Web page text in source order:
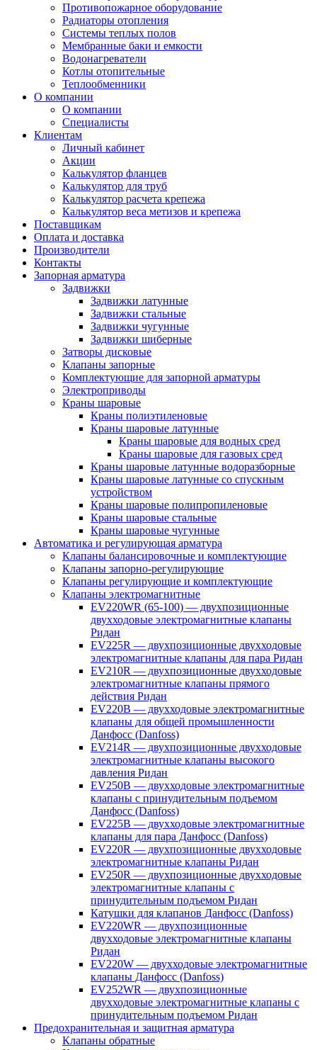
Противопожарное оборудование
Радиаторы отопления
Системы теплых полов
Мембранные баки и емкости
Водонагреватели
Котлы отопительные
Теплообменники
О компании
О компании
Специалисты
Клиентам
Личный кабинет
Акции
Калькулятор фланцев
Калькулятор для труб
Калькулятор расчета крепежа
Калькулятор веса метизов и крепежа
Поставщикам
Оплата и доставка
Производители
Контакты
Запорная арматура
Задвижки
Задвижки латунные
Задвижки стальные
Задвижки чугунные
Задвижки шиберные
Затворы дисковые
Клапаны запорные
Комплектующие для запорной арматуры
Электроприводы
Краны шаровые
Краны полиэтиленовые
Краны шаровые латунные
Краны шаровые для водных сред
Краны шаровые для газовых сред
Краны шаровые латунные водоразборные
Краны шаровые латунные со спускным
устройством
Краны шаровые полипропиленовые
Краны шаровые стальные
Краны шаровые чугунные
Автоматика и регулирующая арматура
Клапаны балансировочные и комплектующие
Клапаны запорно-регулирующие
Клапаны регулирующие и комплектующие
Клапаны электромагнитные
EV220WR (65-100) — двухпозиционные
двухходовые электромагнитные клапаны
Ридан
EV225R — двухпозиционные двухходовые
электромагнитные клапаны для пара Ридан
EV210R — двухпозиционные двухходовые
электромагнитные клапаны прямого
действия Ридан
EV220B — двухходовые электромагнитные
клапаны для общей промышленности
Данфосс (Danfoss)
EV214R — двухпозиционные двухходовые
электромагнитные клапаны высокого
давления Ридан
EV250B — двухходовые электромагнитные
клапаны с принудительным подъемом
Данфосс (Danfoss)
EV225B — двухходовые электромагнитные
клапаны для пара Данфосс (Danfoss)
EV220R — двухпозиционные двухходовые
электромагнитные клапаны Ридан
EV250R — двухпозиционные двухходовые
электромагнитные клапаны с
принудительным подъемом Ридан
Катушки для клапанов Данфосс (Danfoss)
EV220WR — двухпозиционные
двухходовые электромагнитные клапаны
Ридан
EV220W — двухходовые электромагнитные
клапаны Данфосс (Danfoss)
EV252WR — двухпозиционные
двухходовые электромагнитные клапаны с
принудительным подъемом Ридан
Предохранительная и защитная арматура
Клапаны обратные